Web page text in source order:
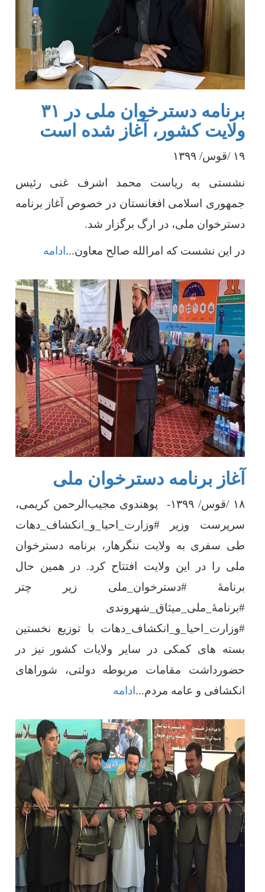
برنامه دسترخوان ملی در ۳۱
ولایت کشور، آغاز شده است
۱/قوس/ ۱۳۹۹
نشستی به ریاست محمد اشرف غنی رئیس
جمهوری اسلامی افغانستان در خصوص آغاز برنامه
دسترخوان ملی، در ارگ برگزار شد.
در این نشست که امرالله صالح معاون...ادامه
آغاز برنامه دسترخوان ملی
۱۸/قوس/۱۳۹۹-
پوهندوی مجیب‌الرحمن کریمی،
سرپرست وزیر #وزارت_احیا_و_انکشاف_دهات
طی سفری به ولایت ننگرهار، برنامه‌ دسترخوان
ملی را در این ولایت افتتاح کرد. در همین حال
برنامۀ #دسترخوان_ملی زیر چتر
#برنامۀ_ملی_میثاق_شهروندی
#وزارت_احیا_و_انکشاف_دهات با توزیع نخستین
بسته های کمکی در سایر ولایات کشور نیز در
حضورداشت مقامات مربوطه دولتی، شوراهای
انکشافی و عامه مردم...ادامه